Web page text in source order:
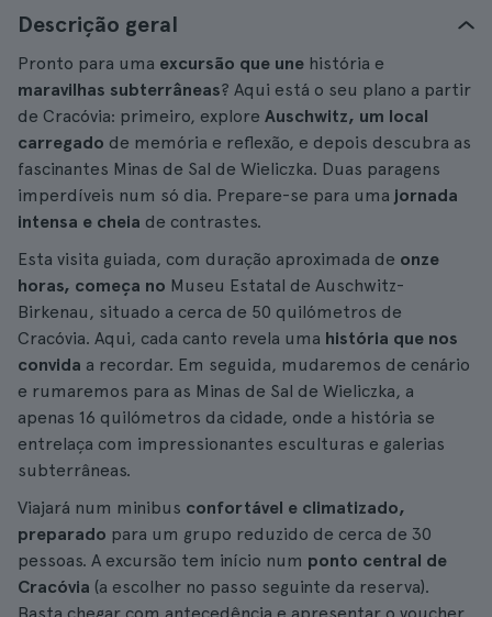
Descrição geral
Pronto para uma excursão que une história e
maravilhas subterrâneas? Aqui está o seu plano a partir
de Cracóvia: primeiro, explore Auschwitz, um local
carregado de memória e reflexão, e depois descubra as
fascinantes Minas de Sal de Wieliczka. Duas paragens
imperdíveis num só dia. Prepare-se para uma jornada
intensa e cheia de contrastes.
Esta visita guiada, com duração aproximada de onze
horas, começa no Museu Estatal de Auschwitz-
Birkenau, situado a cerca de 50 quilómetros de
Cracóvia. Aqui, cada canto revela uma história que nos
convida a recordar. Em seguida, mudaremos de cenário
e rumaremos para as Minas de Sal de Wieliczka, a
apenas 16 quilómetros da cidade, onde a história se
entrelaça com impressionantes esculturas e galerias
subterrâneas.
Viajará num minibus confortável e climatizado,
preparado para um grupo reduzido de cerca de 30
pessoas. A excursão tem início num ponto central de
Cracóvia (a escolher no passo seguinte da reserva).